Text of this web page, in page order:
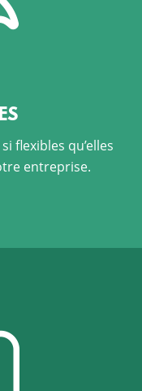
flexibles qu’elles
entreprise.